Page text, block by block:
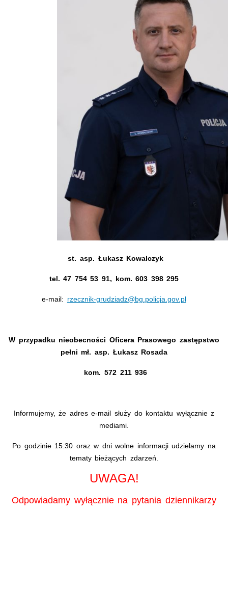
st. asp. Łukasz Kowalczyk
tel. 47 754 53 91, kom. 603 398 295
e-mail: rzecznik-grudziadz@bg.policja.gov.pl
W przypadku nieobecności Oficera Prasowego zastępstwo
pełni mł. asp. Łukasz Rosada
kom. 572 211 936
Informujemy, że adres e-mail służy do kontaktu wyłącznie z
mediami.
Po godzinie 15:30 oraz w dni wolne informacji udzielamy na
tematy bieżących zdarzeń.
UWAGA!
Odpowiadamy wyłącznie na pytania dziennikarzy